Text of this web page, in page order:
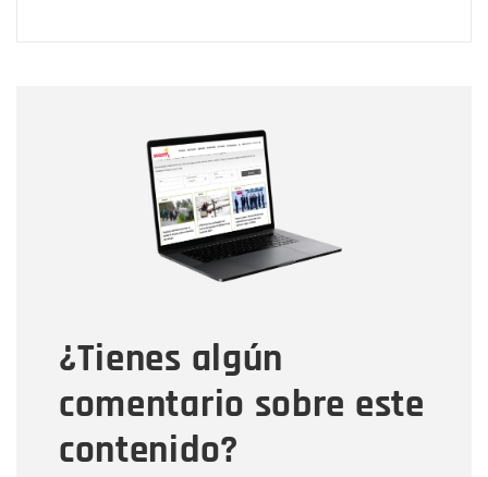
¿Tienes algún
comentario sobre este
contenido?
Correo electrónico
Tipo de comentario
Mensaje